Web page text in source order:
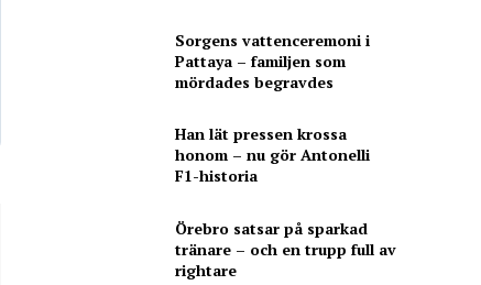
Sorgens vattenceremoni i
Pattaya – familjen som
mördades begravdes
Han lät pressen krossa
honom – nu gör Antonelli
F1-historia
Örebro satsar på sparkad
tränare – och en trupp full av
rightare